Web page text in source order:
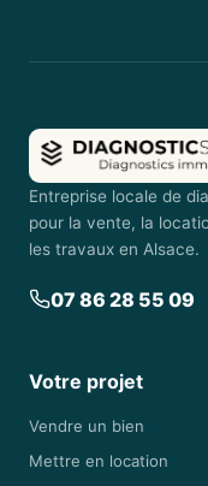
Entreprise locale de
pour la vente, la
les travaux en Alsace.
07 86 28 55 09
Votre projet
Vendre un bien
Mettre en location